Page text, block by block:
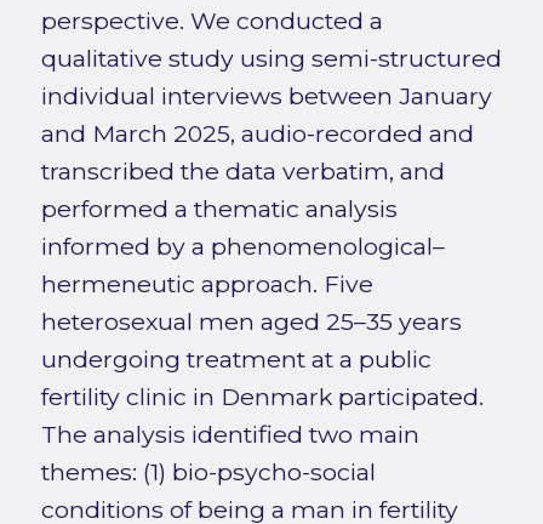
perspective. We conducted a
qualitative study using semi-structured
individual interviews between January
and March 2025, audio-recorded and
transcribed the data verbatim, and
performed a thematic analysis
informed by a phenomenological–
hermeneutic approach. Five
heterosexual men aged 25–35 years
undergoing treatment at a public
fertility clinic in Denmark participated.
The analysis identified two main
themes: (1) bio-psycho-social
conditions of being a man in fertility